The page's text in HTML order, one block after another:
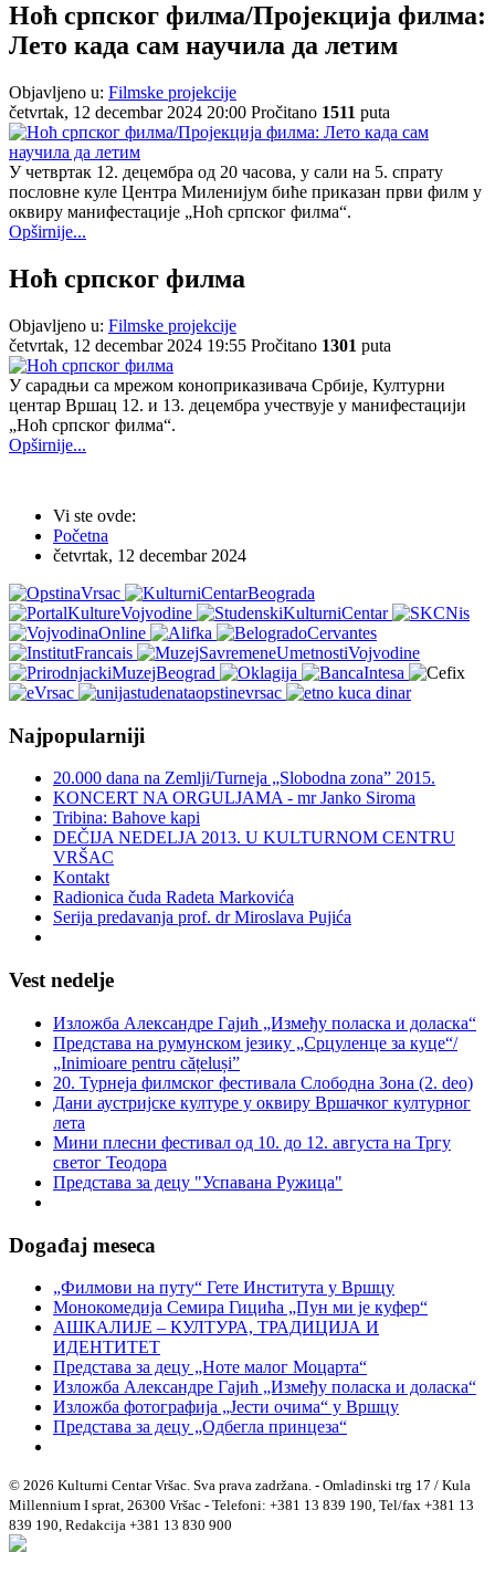
Ноћ српског филма/Пројекција филма:
Лето када сам научила да летим
Objavljeno u: Filmske projekcije
četvrtak, 12 decembar 2024 20:00 Pročitano 1511 puta
У четвртак 12. децембра од 20 часова, у сали на 5. спрату
пословне куле Центра Миленијум биће приказан први филм у
оквиру манифестације „Ноћ српског филма“.
Opširnije...
Ноћ српског филма
Objavljeno u: Filmske projekcije
četvrtak, 12 decembar 2024 19:55 Pročitano 1301 puta
У сарадњи са мрежом коноприказивача Србије, Културни
центар Вршац 12. и 13. децембра учествује у манифестацији
„Ноћ српског филма“.
Opširnije...
Vi ste ovde:
Početna
četvrtak, 12 decembar 2024
Najpopularniji
20.000 dana na Zemlji/Turneja „Slobodna zona” 2015.
KONCERT NA ORGULJAMA - mr Janko Siroma
Tribina: Bahove kapi
DEČIJA NEDELJA 2013. U KULTURNOM CENTRU
VRŠAC
Kontakt
Radionica čuda Radeta Markovića
Serija predavanja prof. dr Miroslava Pujića
Vest nedelje
Изложба Александре Гајић „Између поласка и доласка“
Представа на румунском језику „Срцуленце за куце“/
„Inimioare pentru cățeluși”
20. Турнеја филмског фестивала Слободна Зона (2. deo)
Дани аустријске културе у оквиру Вршачког културног
лета
Мини плесни фестивал од 10. до 12. августа на Тргу
светог Теодора
Представа за децу "Успавана Ружица"
Događaj meseca
„Филмови на путу“ Гетe Института у Вршцу
Монокомедија Семира Гицића „Пун ми је куфер“
АШКАЛИЈЕ – КУЛТУРА, ТРАДИЦИЈА И
ИДЕНТИТЕТ
Представа за децу „Ноте малог Моцарта“
Изложба Александре Гајић „Између поласка и доласка“
Изложба фотографија „Јести очима“ у Вршцу
Представа за децу „Одбегла принцеза“
© 2026 Kulturni Centar Vršac. Sva prava zadržana. - Omladinski trg 17 / Kula
Millennium I sprat, 26300 Vršac - Telefoni: +381 13 839 190, Tel/fax +381 13
839 190, Redakcija +381 13 830 900